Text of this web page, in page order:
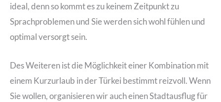
ideal, denn so kommt es zu keinem Zeitpunkt zu
Sprachproblemen und Sie werden sich wohl fühlen und
optimal versorgt sein.
Des Weiteren ist die Möglichkeit einer Kombination mit
einem Kurzurlaub in der Türkei bestimmt reizvoll. Wenn
Sie wollen, organisieren wir auch einen Stadtausflug für